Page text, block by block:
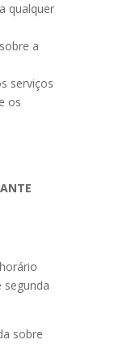
qualquer
a
serviços
os
segunda
sobre